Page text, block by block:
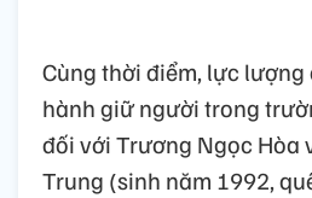
Cùng thời điểm, lực
hành giữ người trong
đối với Trương Ngọc Hòa
Trung (sinh năm 1992,